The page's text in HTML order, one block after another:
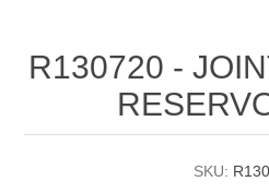
R130720 -
SKU: